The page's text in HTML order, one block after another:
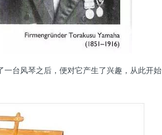
一台风琴之后，便对它产生了兴趣，从此开始